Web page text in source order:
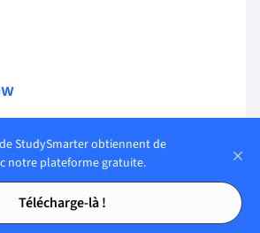
Tables des matières
Tables des matières
StudySmarter obtiennent de
notre plateforme gratuite.
Télécharge-là !